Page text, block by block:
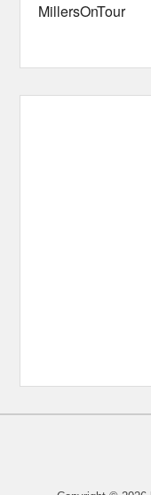
MillersOnTour